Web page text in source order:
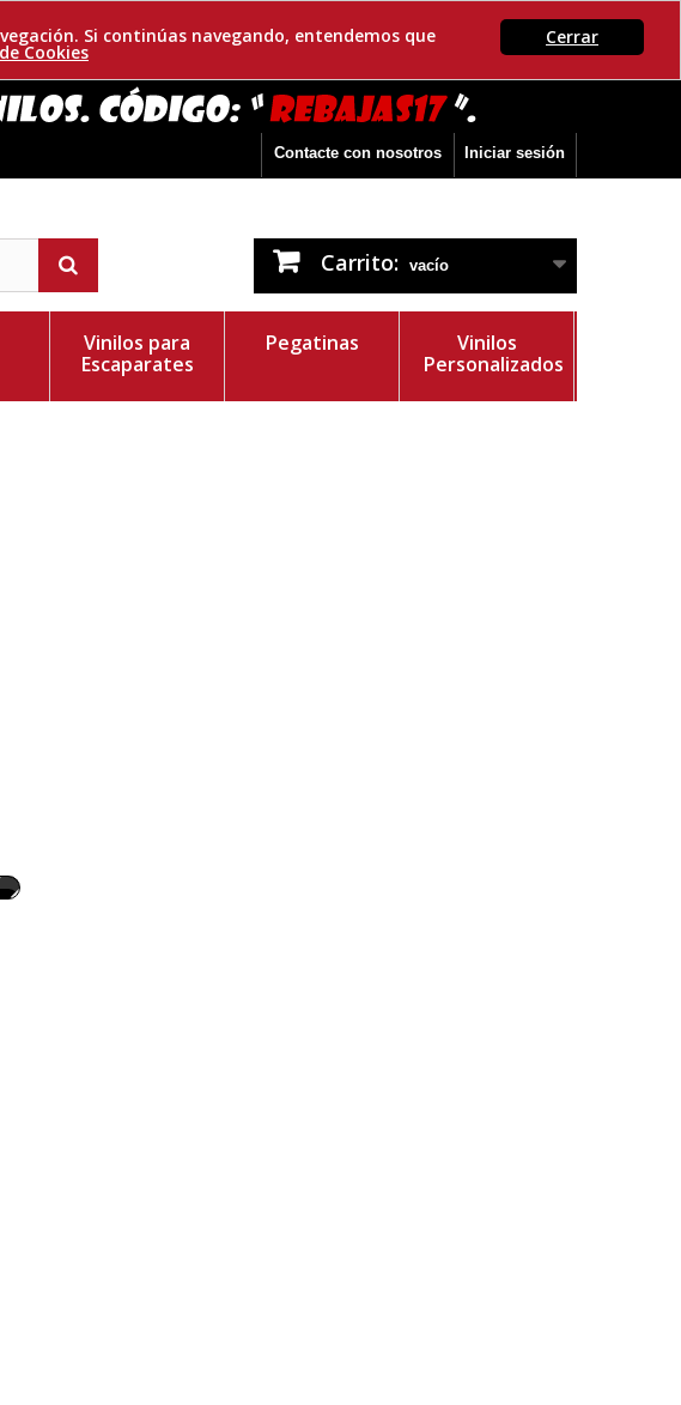
Cerrar
Si continúas navegando, entendemos que
Cookies
Iniciar sesión
Contacte con nosotros
Carrito: vacío
Vinilos para
Escaparates
Pegatinas
Vinilos
Personalizados
tu foto de Fondo